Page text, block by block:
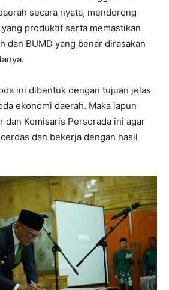
secara nyata, mendorong
produktif serta memastikan
dan BUMD yang benar dirasakan
ini dibentuk dengan tujuan jelas
ekonomi daerah. Maka iapun
dan Komisaris Persorada ini agar
dan bekerja dengan hasil